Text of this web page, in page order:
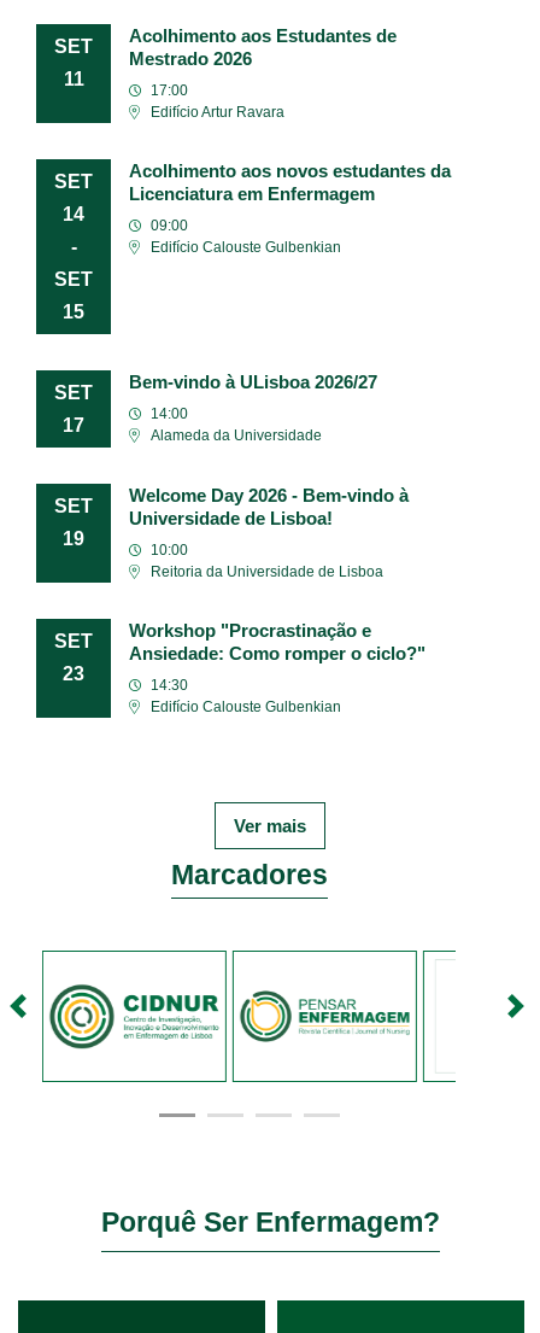
SET
11
Acolhimento aos Estudantes de
Mestrado 2026
17:00
Edifício Artur Ravara
SET
14
-
SET
15
Acolhimento aos novos estudantes da
Licenciatura em Enfermagem
09:00
Edifício Calouste Gulbenkian
SET
17
Bem-vindo à ULisboa 2026/27
14:00
Alameda da Universidade
SET
19
Welcome Day 2026 - Bem-vindo à
Universidade de Lisboa!
10:00
Reitoria da Universidade de Lisboa
SET
23
Workshop "Procrastinação e
Ansiedade: Como romper o ciclo?"
14:30
Edifício Calouste Gulbenkian
Ver mais
Marcadores
< >
Porquê Ser Enfermagem?